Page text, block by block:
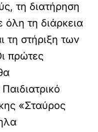
τη διατήρηση
όλη τη διάρκεια
τη στήριξη των
πρώτες
«Σταύρος